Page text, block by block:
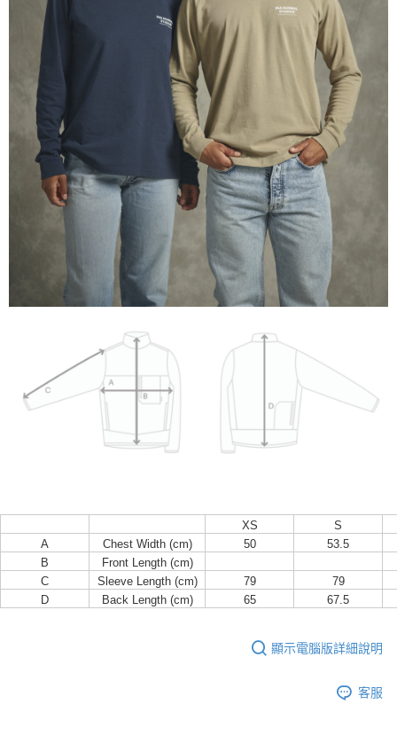
XS
S
A
Chest Width (cm) 50
53.5
B
Front Length (cm)
C
Sleeve Length (cm) 79
79
D
Back Length (cm) 65 67.5
顯示電腦版詳細說明
客服